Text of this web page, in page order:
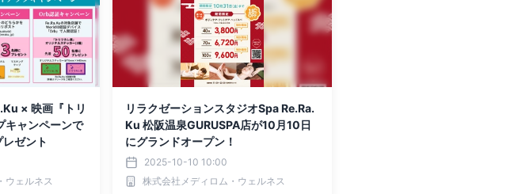
× 映画『トリ
キャンペーンで
ゼント
ウェルネス
リラクゼーションスタジオSpa Re.Ra.
Ku 松阪温泉GURUSPA店が10月10日
にグランドオープン！
2025-10-10 10:00
株式会社メディロム・ウェルネス